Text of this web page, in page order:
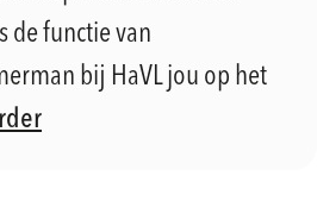
de functie van
bij HaVL jou op het